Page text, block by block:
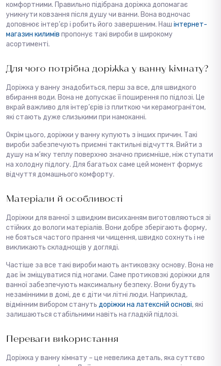
комфортними. Правильно підібрана доріжка допомагає
уникнути ковзання після душу чи ванни. Вона водночас
доповнює інтер’єр і робить його завершеним. Наш інтернет-
магазин килимів пропонує такі вироби в широкому
асортименті.
Для чого потрібна доріжка у ванну кімнату?
Доріжка у ванну знадобиться, перш за все, для швидкого
вбирання води. Вона не допускає її поширення по підлозі. Це
вкрай важливо для інтер’єрів із плиткою чи керамогранітом,
які стають дуже слизькими при намоканні.
Окрім цього, доріжки у ванну купують з інших причин. Такі
вироби забезпечують приємні тактильні відчуття. Вийти з
душу на м’яку теплу поверхню значно приємніше, ніж ступати
на холодну підлогу. Для багатьох саме цей момент формує
відчуття домашнього комфорту.
Матеріали й особливості
Доріжки для ванної з швидким висиханням виготовляються зі
стійких до вологи матеріалів. Вони добре зберігають форму,
не бояться частого прання чи чищення, швидко сохнуть і не
викликають складнощів у догляді.
Частіше за все такі вироби мають антиковзку основу. Вона не
дає їм зміщуватися під ногами. Саме протиковзкі доріжки для
ванної забезпечують максимальну безпеку. Вони будуть
незамінними в домі, де є діти чи літні люди. Наприклад,
відмінним вибором стануть доріжки на латексній основі, які
залишаються стабільними навіть на гладкій підлозі.
Переваги використання
Доріжка у ванну кімнату – це невелика деталь, яка суттєво